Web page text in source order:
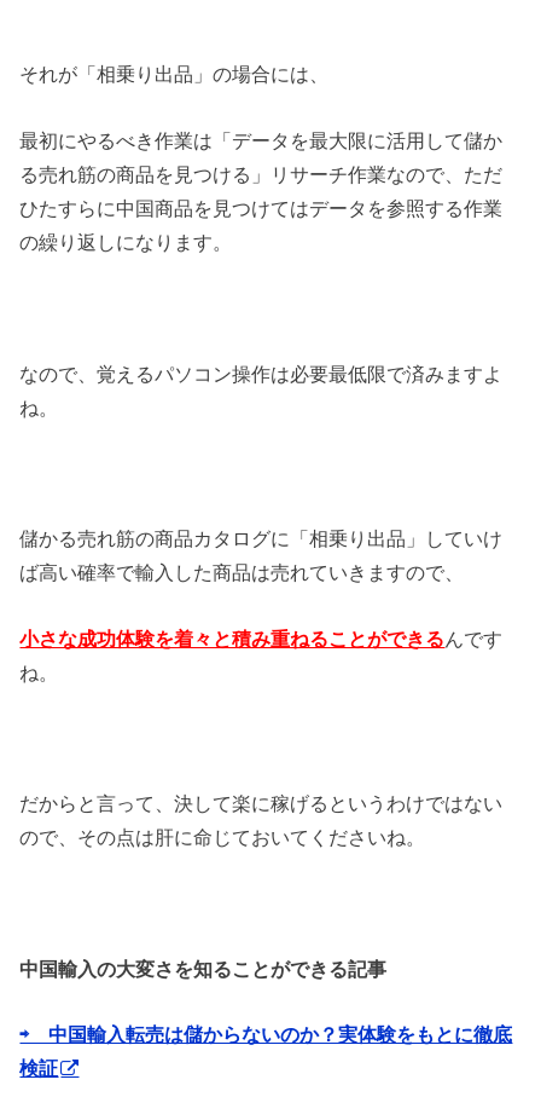
それが「相乗り出品」の場合には、
最初にやるべき作業は「データを最大限に活用して儲か
る売れ筋の商品を見つける」リサーチ作業なので、ただ
ひたすらに中国商品を見つけてはデータを参照する作業
の繰り返しになります。
なので、覚えるパソコン操作は必要最低限で済みますよ
ね。
儲かる売れ筋の商品カタログに「相乗り出品」していけ
ば高い確率で輸入した商品は売れていきますので、
小さな成功体験を着々と積み重ねることができるんです
ね。
だからと言って、決して楽に稼げるというわけではない
ので、その点は肝に命じておいてくださいね。
中国輸入の大変さを知ることができる記事
⇨ 中国輸入転売は儲からないのか？実体験をもとに徹底
検証